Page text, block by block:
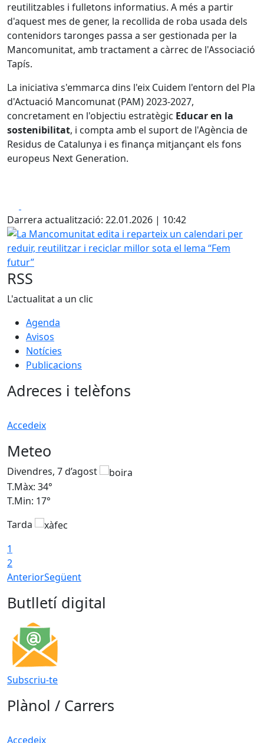
reutilitzables i fulletons informatius. A més a partir
d'aquest mes de gener, la recollida de roba usada dels
contenidors taronges passa a ser gestionada per la
Mancomunitat, amb tractament a càrrec de l'Associació
Tapís.
La iniciativa s'emmarca dins l'eix Cuidem l'entorn del Pla
d'Actuació Mancomunat (PAM) 2023-2027,
concretament en l'objectiu estratègic Educar en la
sostenibilitat, i compta amb el suport de l'Agència de
Residus de Catalunya i es finança mitjançant els fons
europeus Next Generation.
Darrera actualització: 22.01.2026 | 10:42
La Mancomunitat edita i reparteix un calendari per
RSS
L'actualitat a un clic
Agenda
Avisos
Notícies
Publicacions
Adreces i telèfons
Accedeix
Meteo
Divendres, 7 d’agost
T.Màx: 34°
T.Min: 17°
Tarda
1
2
AnteriorSegüent
Butlletí digital
Subscriu-te
Plànol / Carrers
Accedeix